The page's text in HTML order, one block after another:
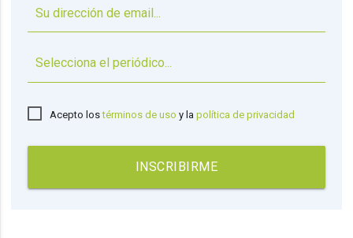
Acepto lostérminos de uso y lapolítica de privacidad
INSCRIBIRME